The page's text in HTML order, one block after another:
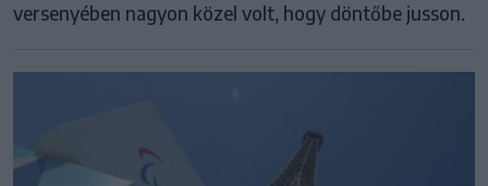
versenyében nagyon közel volt, hogy döntőbe jusson.